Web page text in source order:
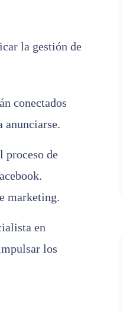
la gestión de
conectados
anunciarse.
proceso de
marketing.
en
los